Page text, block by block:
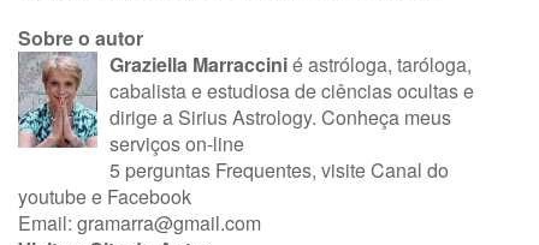
Sobre o autor
Graziella Marraccinié astróloga, taróloga,
cabalista e estudiosa de ciências ocultas e
dirige a Sirius Astrology. Conheça meus
serviços on-line
5 perguntas Frequentes, visiteCanal do
youtubee Facebook
Email: gramarra@gmail.com